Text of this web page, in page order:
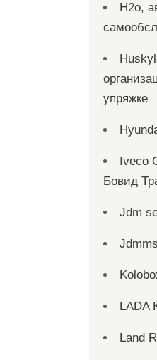
H2o,
упряжке
Iveco
Бовид
Jdm
LADA
Land